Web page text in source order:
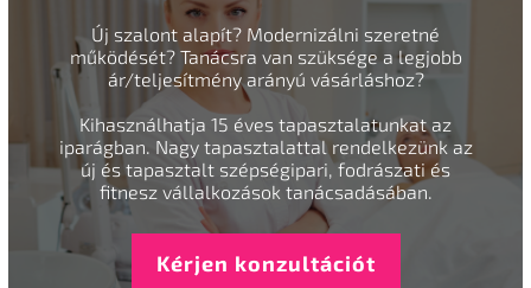
Új szalont alapít? Modernizálni szeretné
működését? Tanácsra van szüksége a legjobb
ár/teljesítmény arányú vásárláshoz?
Kihasználhatja 15 éves tapasztalatunkat az
iparágban. Nagy tapasztalattal rendelkezünk az
új és tapasztalt szépségipari, fodrászati és
fitnesz vállalkozások tanácsadásában.
Kérjen konzultációt